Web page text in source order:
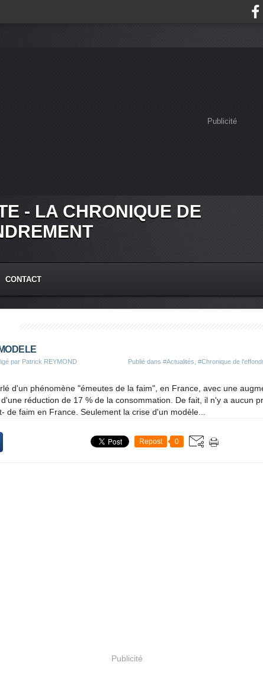
Publicité
- LA CHRONIQUE DE
CONTACT
par Patrick REYMOND Publié dans #Actualités #Chronique de
d'un phénomène "émeutes de la faim", en France, avec une
réduction de 17 % de la consommation. De fait, il n'y a aucun
de faim en France. Seulement la crise d'un modèle...
Repost 0
Publicité